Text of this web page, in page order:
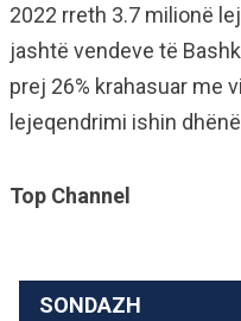
2022 rreth 3.7 milionë
jashtë vendeve të
prej 26% krahasuar me
lejeqendrimi ishin
Top Channel
SONDAZH